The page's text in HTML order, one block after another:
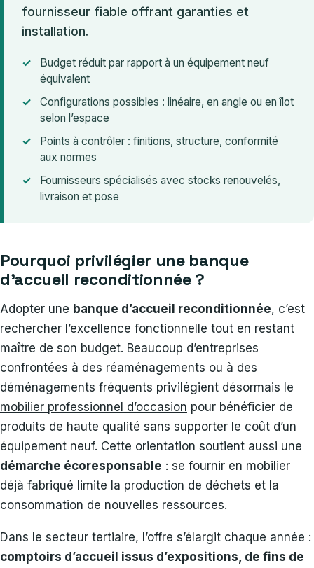
fournisseur fiable offrant garanties et
installation.
Budget réduit par rapport à un équipement neuf
équivalent
Configurations possibles : linéaire, en angle ou en îlot
selon l’espace
Points à contrôler : finitions, structure, conformité
aux normes
Fournisseurs spécialisés avec stocks renouvelés,
livraison et pose
Pourquoi privilégier une banque
d’accueil reconditionnée ?
Adopter une banque d’accueil reconditionnée, c’est
rechercher l’excellence fonctionnelle tout en restant
maître de son budget. Beaucoup d’entreprises
confrontées à des réaménagements ou à des
déménagements fréquents privilégient désormais le
mobilier professionnel d’occasion pour bénéficier de
produits de haute qualité sans supporter le coût d’un
équipement neuf. Cette orientation soutient aussi une
démarche écoresponsable : se fournir en mobilier
déjà fabriqué limite la production de déchets et la
consommation de nouvelles ressources.
Dans le secteur tertiaire, l’offre s’élargit chaque année :
comptoirs d’accueil issus d’expositions, de fins de